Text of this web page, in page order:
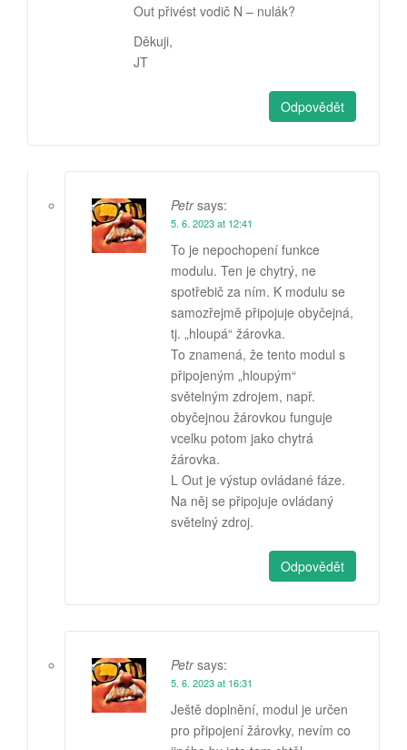
Out přivést vodič N – nulák?
Děkuji,
JT
Odpovědět
Petr says:
5. 6. 2023 at 12:41
To je nepochopení funkce
modulu. Ten je chytrý, ne
spotřebič za ním. K modulu se
samozřejmě připojuje obyčejná,
tj. „hloupá“ žárovka.
To znamená, že tento modul s
připojeným „hloupým“
světelným zdrojem, např.
obyčejnou žárovkou funguje
vcelku potom jako chytrá
žárovka.
L Out je výstup ovládané fáze.
Na něj se připojuje ovládaný
světelný zdroj.
Odpovědět
Petr says:
5. 6. 2023 at 16:31
Ještě doplnění, modul je určen
pro připojení žárovky, nevím co